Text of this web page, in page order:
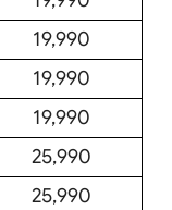
19,990
19,990
19,990
25,990
25,990